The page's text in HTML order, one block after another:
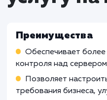
низким трафиком.
более
Неопытным
технических